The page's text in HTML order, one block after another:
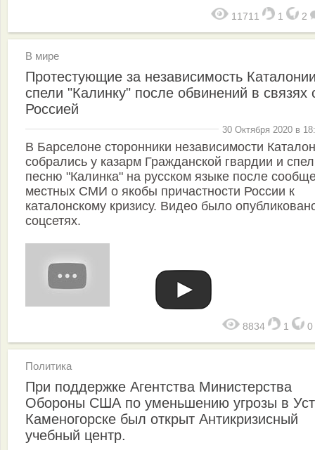
11711 1 2
В мире
Протестующие за независимость
спели "Калинку" после обвинений в связях
Россией
30 Октября 2020 в
В Барселоне сторонники независимости
собрались у казарм Гражданской гвардии и
песню "Калинка" на русском языке после
местных СМИ о якобы причастности России к
каталонскому кризису. Видео было
соцсетях.
8834 1 0
Политика
При поддержке Агентства Министерства
Обороны США по уменьшению угрозы в
Каменогорске был открыт Антикризисный
учебный центр.